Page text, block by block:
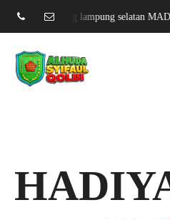
sari jati agung lampung selatan